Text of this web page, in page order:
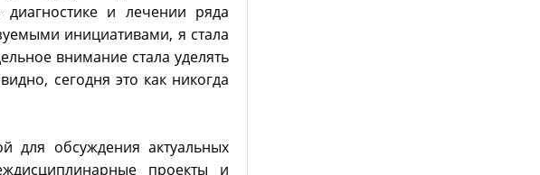
и лечении ряда
инициативами, я стала
внимание стала уделять
сегодня это как никогда
для обсуждения актуальных
проекты и